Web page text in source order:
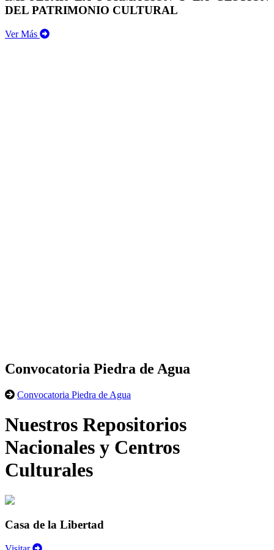
DEL PATRIMONIO CULTURAL
Ver Más
Convocatoria Piedra de Agua
Convocatoria Piedra de Agua
Nuestros Repositorios
Nacionales y Centros
Culturales
Casa de la Libertad